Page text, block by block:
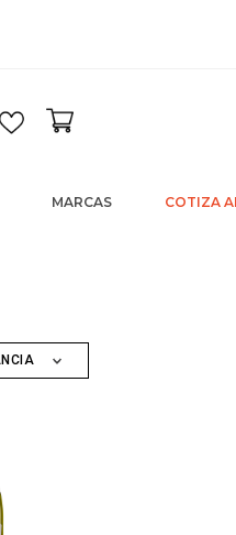
MARCAS COTIZA